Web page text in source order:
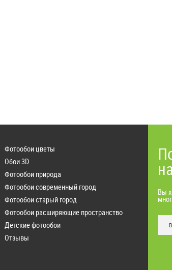
Фотообои цветы
Обои 3D
Фотообои природа
Фотообои современный город
Фотообои старый город
Фотообои расширяющие пространство
Детские фотообои
Отзывы
Вы